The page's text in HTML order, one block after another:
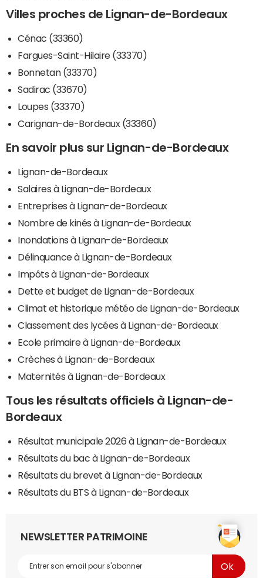
Villes proches de Lignan-de-Bordeaux
Cénac (33360)
Fargues-Saint-Hilaire (33370)
Bonnetan (33370)
Sadirac (33670)
Loupes (33370)
Carignan-de-Bordeaux (33360)
En savoir plus sur Lignan-de-Bordeaux
Lignan-de-Bordeaux
Salaires à Lignan-de-Bordeaux
Entreprises à Lignan-de-Bordeaux
Nombre de kinés à Lignan-de-Bordeaux
Inondations à Lignan-de-Bordeaux
Délinquance à Lignan-de-Bordeaux
Impôts à Lignan-de-Bordeaux
Dette et budget de Lignan-de-Bordeaux
Climat et historique météo de Lignan-de-Bordeaux
Classement des lycées à Lignan-de-Bordeaux
Ecole primaire à Lignan-de-Bordeaux
Crèches à Lignan-de-Bordeaux
Maternités à Lignan-de-Bordeaux
Tous les résultats officiels à Lignan-de-
Bordeaux
Résultat municipale 2026 à Lignan-de-Bordeaux
Résultats du bac à Lignan-de-Bordeaux
Résultats du brevet à Lignan-de-Bordeaux
Résultats du BTS à Lignan-de-Bordeaux
NEWSLETTER PATRIMOINE